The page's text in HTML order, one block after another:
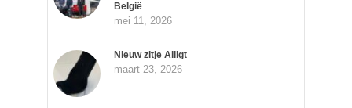
België
mei 11, 2026
Nieuw zitje Alligt
maart 23, 2026